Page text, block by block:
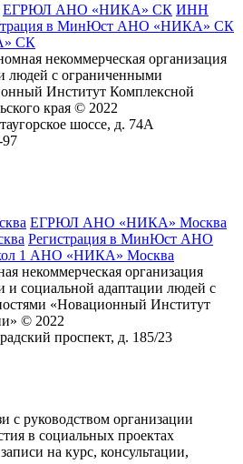
ЕГРЮЛ АНО «НИКА» СК ИНН
в МинЮст АНО «НИКА» СК
СК
некоммерческая организация
людей с ограниченными
Институт Комплексной
края © 2022
шоссе, д. 74А
ЕГРЮЛ АНО «НИКА» Москва
Регистрация в МинЮст АНО
1 АНО «НИКА» Москва
организация
и социальной адаптации людей с
«Новационный Институт
© 2022
проспект, д. 185/23
с руководством организации
в социальных проектах
на курс, консультации,